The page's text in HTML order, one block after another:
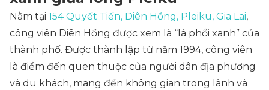
Nằm tại 154 Quyết Tiến, Diên Hồng, Pleiku, Gia Lai,
công viên Diên Hồng được xem là “lá phổi xanh” của
thành phố. Được thành lập từ năm 1994, công viên
là điểm đến quen thuộc của người dân địa phương
và du khách, mang đến không gian trong lành và